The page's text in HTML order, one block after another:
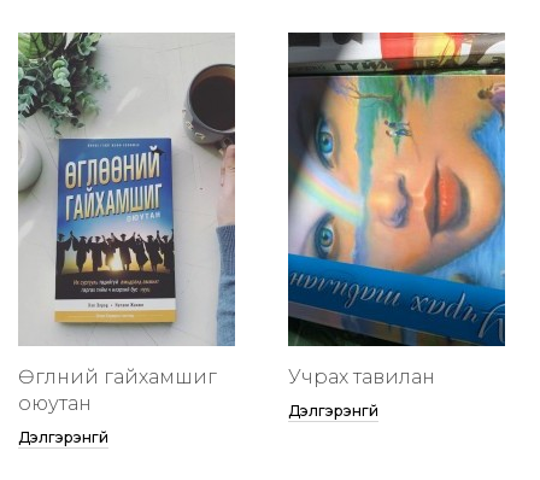
Өглөөний гайхамшиг
оюутан
Дэлгэрэнгүй
Учрах тавилан
Дэлгэрэнгүй